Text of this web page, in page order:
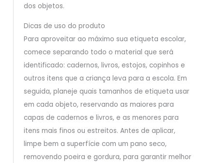
dos objetos.
Dicas de uso do produto
Para aproveitar ao máximo sua etiqueta escolar,
comece separando todo o material que será
identificado: cadernos, livros, estojos, copinhos e
outros itens que a criança leva para a escola. Em
seguida, planeje quais tamanhos de etiqueta usar
em cada objeto, reservando as maiores para
capas de cadernos e livros, e as menores para
itens mais finos ou estreitos. Antes de aplicar,
limpe bem a superfície com um pano seco,
removendo poeira e gordura, para garantir melhor